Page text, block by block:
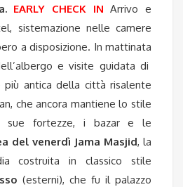
EARLY CHECK INArrivo e
sistemazione nelle camere
a disposizione. In mattinata
e visite guidata di
antica della città risalente
che ancora mantiene lo stile
sue fortezze, i bazar e le
del venerdì Jama Masjid, la
costruita in classico stile
(esterni), che fu il palazzo